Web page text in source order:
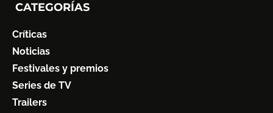
CATEGORÍAS
Críticas
Noticias
Festivales y premios
Series de TV
Trailers